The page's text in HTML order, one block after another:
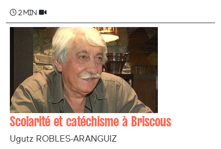
2 min
Scolarité et catéchisme à Briscous
Ugutz ROBLES-ARANGUIZ